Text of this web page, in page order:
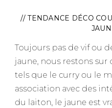
// TENDANCE DÉCO
Toujours pas de vif ou
jaune, nous restons
tels que le curry ou le
association avec des
du laiton, le jaune est